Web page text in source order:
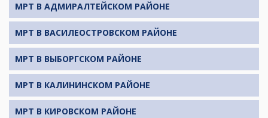
МРТ В АДМИРАЛТЕЙСКОМ РАЙОНЕ
МРТ В ВАСИЛЕОСТРОВСКОМ РАЙОНЕ
МРТ В ВЫБОРГСКОМ РАЙОНЕ
МРТ В КАЛИНИНСКОМ РАЙОНЕ
МРТ В КИРОВСКОМ РАЙОНЕ